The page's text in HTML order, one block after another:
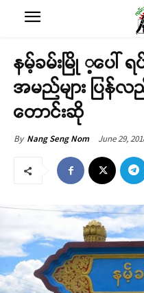
နမ့်ခမ်းမြို ့ပေါ်
အမည်များ ပြန်လ
တောင်းဆို
By Nang Seng Nom June 29,